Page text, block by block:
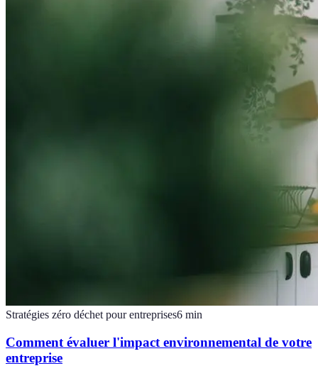
Stratégies zéro déchet pour entreprises6 min
Comment évaluer l'impact environnemental de votre
entreprise